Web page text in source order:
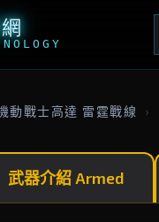
動戰士高達 雷霆戰線 ›
武器介紹 Armed